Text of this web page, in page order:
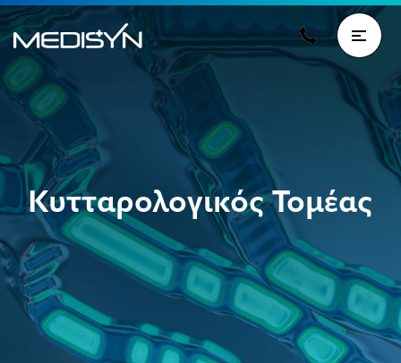
Κυτταρολογικός Τομέας